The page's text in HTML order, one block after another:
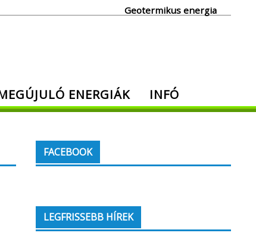
Geotermikus energia
ENERGIÁK INFÓ
FACEBOOK
LEGFRISSEBB HÍREK